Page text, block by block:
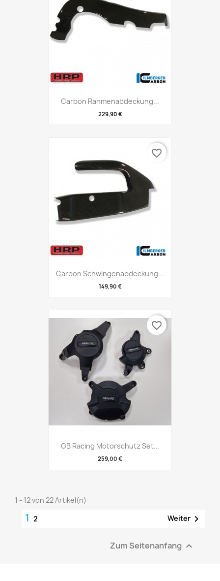
Carbon Rahmenabdeckung...
229,90 €
Carbon Schwingenabdeckung...
149,90 €
favorite_border
GB Racing Motorschutz Set...
259,00 €
favorite_border
1 - 12 von 22 Artikel(n)
1 2 Weiter 
Zum Seitenanfang 